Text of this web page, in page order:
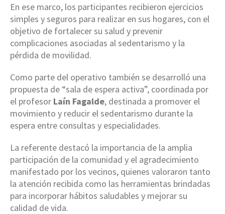
En ese marco, los participantes recibieron ejercicios
simples y seguros para realizar en sus hogares, con el
objetivo de fortalecer su salud y prevenir
complicaciones asociadas al sedentarismo y la
pérdida de movilidad.
Como parte del operativo también se desarrolló una
propuesta de “sala de espera activa”, coordinada por
el profesor Laín Fagalde, destinada a promover el
movimiento y reducir el sedentarismo durante la
espera entre consultas y especialidades.
La referente destacó la importancia de la amplia
participación de la comunidad y el agradecimiento
manifestado por los vecinos, quienes valoraron tanto
la atención recibida como las herramientas brindadas
para incorporar hábitos saludables y mejorar su
calidad de vida.